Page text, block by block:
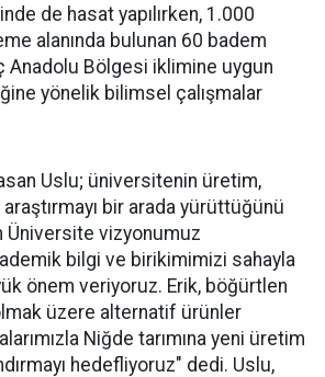
de hasat yapılırken, 1.000
alanında bulunan 60 badem
Anadolu Bölgesi iklimine uygun
yönelik bilimsel çalışmalar
Uslu; üniversitenin üretim,
bir arada yürüttüğünü
Üniversite vizyonumuz
bilgi ve birikimimizi sahayla
önem veriyoruz. Erik, böğürtlen
üzere alternatif ürünler
Niğde tarımına yeni üretim
hedefliyoruz" dedi. Uslu,